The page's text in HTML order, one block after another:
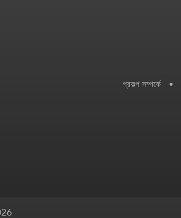
প্রকল্প সম্পর্কে •